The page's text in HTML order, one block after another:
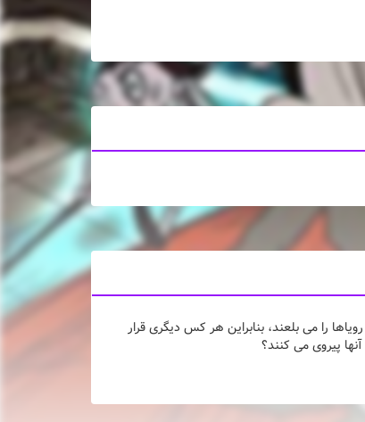
را می بلعند، بنابراین هر کس دیگری قرار
پیروی می کنند؟